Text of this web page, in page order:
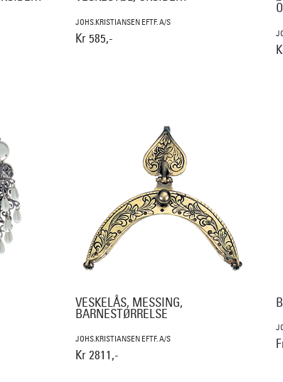
JOHS.KRISTIANSEN EFTF. A/S
Kr 585,-
VESKELÅS, MESSING,
BARNESTØRRELSE
JOHS.KRISTIANSEN EFTF. A/S
Kr 2811,-